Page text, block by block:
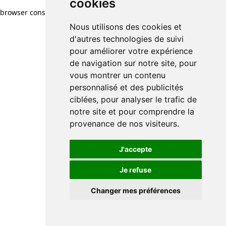
cookies
Nous utilisons des cookies et
d'autres technologies de suivi
pour améliorer votre expérience
de navigation sur notre site, pour
vous montrer un contenu
personnalisé et des publicités
ciblées, pour analyser le trafic de
notre site et pour comprendre la
provenance de nos visiteurs.
J'accepte
Je refuse
Changer mes préférences
browser console for more information)